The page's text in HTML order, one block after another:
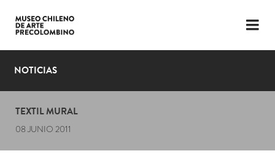
LENGUAJE
PLANIFICA TU VISITA
EXPOSICIONES
NOTICIAS
TEXTIL MURAL
08 JUNIO 2011